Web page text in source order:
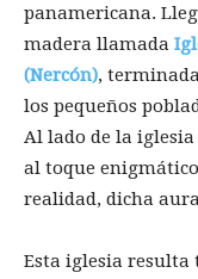
panamericana.
madera llamada
(Nercón),
los pequeños
Al lado de la
al toque
realidad, dicha
Esta iglesia resulta